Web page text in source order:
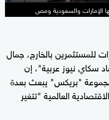
للمستثمرين بالخارج، جمال
سكاي نيوز عربية"، إن
"بريكس" يبعث بعدة
العالمية "تتغير